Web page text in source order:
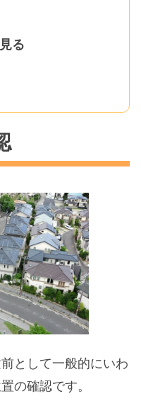
る
として一般的にいわ
の確認です。